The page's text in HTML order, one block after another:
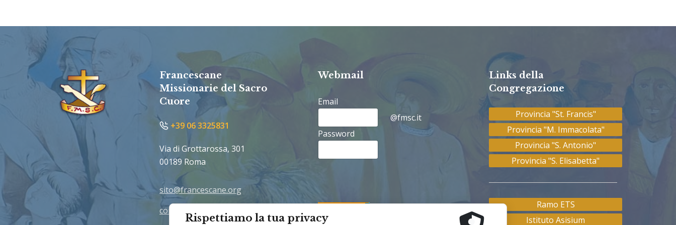
Rispettiamo la tua privacy
Francescane
Missionarie del Sacro
Cuore
+39 06 3325831
Via di Grottarossa, 301
00189 Roma
sito@francescane.org
comunicazione@francescane.org
Webmail
Email
@fmsc.it
Password
Links della
Congregazione
Provincia "St. Francis"
Provincia "M. Immacolata"
Provincia "S. Antonio"
Provincia "S. Elisabetta"
Ramo ETS
Istituto Asisium